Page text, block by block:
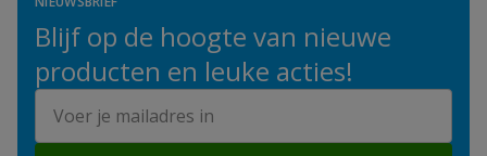
Blijf op de hoogte van nieuwe
producten en leuke acties!